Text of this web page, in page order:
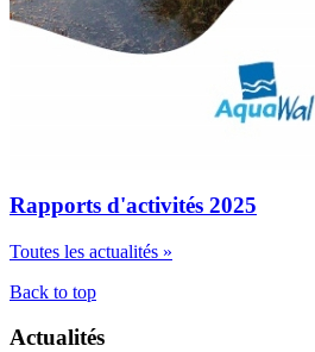
Rapports d'activités 2025
Toutes les actualités »
Back to top
Actualités